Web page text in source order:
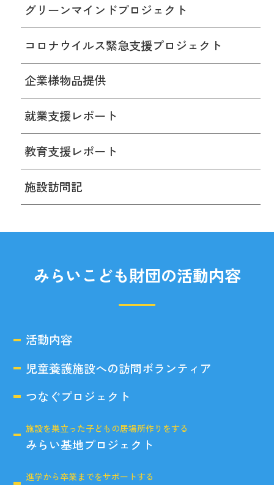
グリーンマインドプロジェクト
コロナウイルス緊急支援プロジェクト
企業様物品提供
就業支援レポート
教育支援レポート
施設訪問記
みらいこども財団の活動内容
活動内容
児童養護施設への訪問ボランティア
つなぐプロジェクト
施設を巣立った子どもの居場所作りをする
みらい基地プロジェクト
進学から卒業までをサポートする